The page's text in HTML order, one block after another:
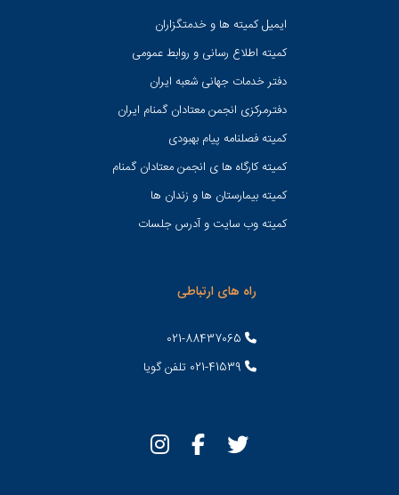
ایمیل کمیته ها و خدمتگزاران
کميته اطلاع رسانی و روابط عمومی
دفتر خدمات جهانی شعبه ايران
دفترمرکزی انجمن معتادان گمنام ایران
کمیته فصلنامه پیام بهبودی
کمیته کارگاه ها ی انجمن معتادان گمنام
کمیته بیمارستان ها و زندان ها
کمیته وب سایت و آدرس جلسات
راه های ارتباطی